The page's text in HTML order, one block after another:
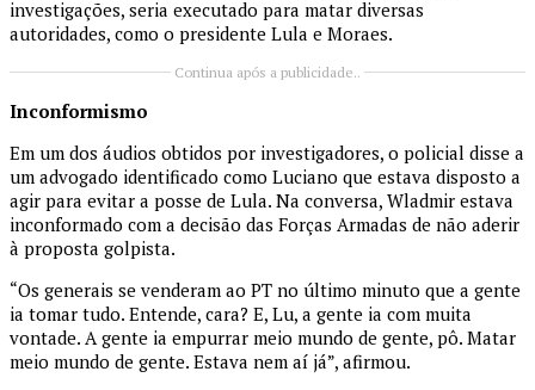
investigações, seria executado para matar diversas
autoridades, como o presidente Lula e Moraes.
Continua após a publicidade..
Inconformismo
Em um dos áudios obtidos por investigadores, o policial disse a
um advogado identificado como Luciano que estava disposto a
agir para evitar a posse de Lula. Na conversa, Wladmir estava
inconformado com a decisão das Forças Armadas de não aderir
à proposta golpista.
“Os generais se venderam ao PT no último minuto que a gente
ia tomar tudo. Entende, cara? E, Lu, a gente ia com muita
vontade. A gente ia empurrar meio mundo de gente, pô. Matar
meio mundo de gente. Estava nem aí já”, afirmou.